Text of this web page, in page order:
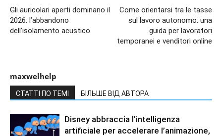
Gli auricolari aperti dominano il
2026: l’abbandono
dell’isolamento acustico
Come orientarsi tra le tasse
sul lavoro autonomo: una
guida per lavoratori
temporanei e venditori online
maxwelhelp
СТАТТІ ПО ТЕМІ БІЛЬШЕ ВІД АВТОРА
Disney abbraccia l’intelligenza
artificiale per accelerare l’animazione,